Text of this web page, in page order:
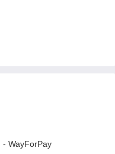
WayForPay